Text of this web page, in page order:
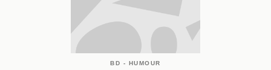
BD - HUMOUR